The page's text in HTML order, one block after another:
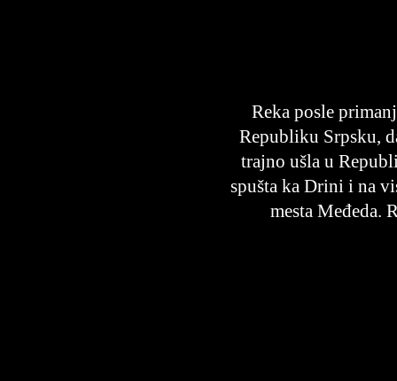
Reka posle
Republiku Srpsku,
trajno ušla u
spušta ka Drini i na
mesta Međeda.